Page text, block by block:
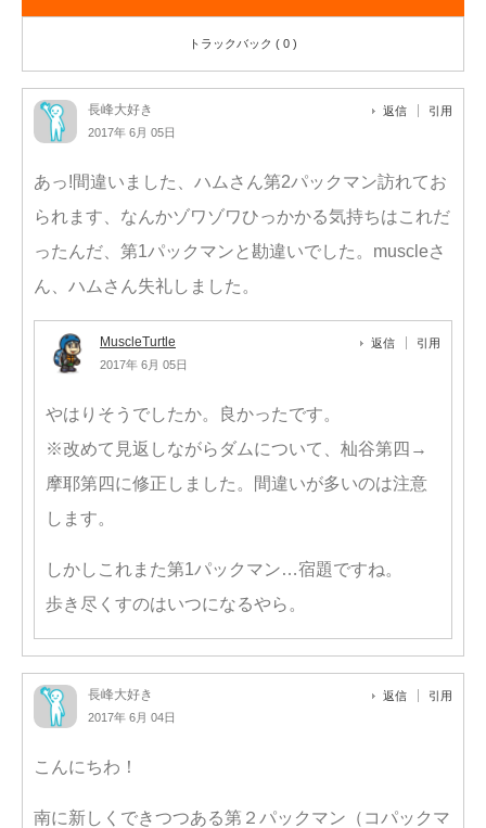
トラックバック ( 0 )
長峰大好き
2017年 6月 05日
返信 引用
あっ!間違いました、ハムさん第2パックマン訪れてお
られます、なんかゾワゾワひっかかる気持ちはこれだ
ったんだ、第1パックマンと勘違いでした。muscleさ
ん、ハムさん失礼しました。
MuscleTurtle
2017年 6月 05日
返信 引用
やはりそうでしたか。良かったです。
※改めて見返しながらダムについて、杣谷第四→
摩耶第四に修正しました。間違いが多いのは注意
します。
しかしこれまた第1パックマン…宿題ですね。
歩き尽くすのはいつになるやら。
長峰大好き
2017年 6月 04日
返信 引用
こんにちわ！
南に新しくできつつある第２パックマン（コパックマ